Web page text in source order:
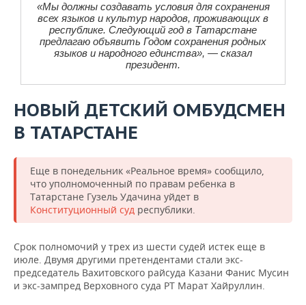
«Мы должны создавать условия для сохранения
всех языков и культур народов, проживающих в
республике. Следующий год в Татарстане
предлагаю объявить Годом сохранения родных
языков и народного единства», — сказал
президент.
НОВЫЙ ДЕТСКИЙ ОМБУДСМЕН
В ТАТАРСТАНЕ
Еще в понедельник «Реальное время» сообщило,
что уполномоченный по правам ребенка в
Татарстане Гузель Удачина уйдет в
Конституционный суд республики.
Срок полномочий у трех из шести судей истек еще в
июле. Двумя другими претендентами стали экс-
председатель Вахитовского райсуда Казани Фанис Мусин
и экс-зампред Верховного суда РТ Марат Хайруллин.